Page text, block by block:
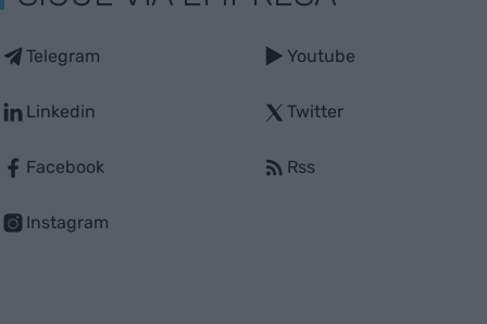
Telegram
Linkedin
Facebook
Instagram
Youtube
Twitter
Rss